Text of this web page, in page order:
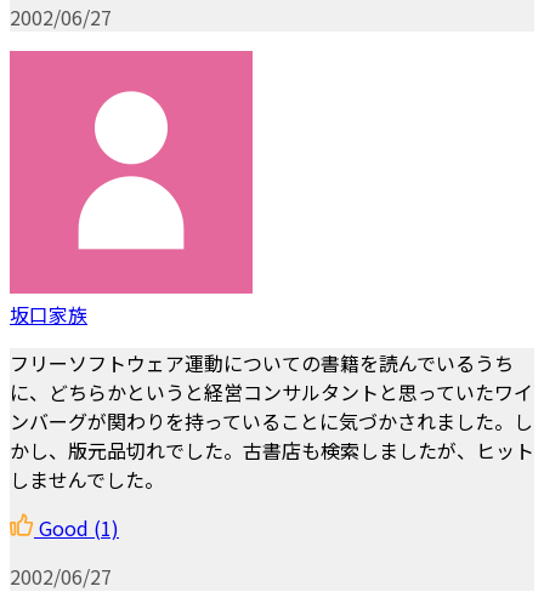
2002/06/27
坂口家族
フリーソフトウェア運動についての書籍を読んでいるうち
に、どちらかというと経営コンサルタントと思っていたワイ
ンバーグが関わりを持っていることに気づかされました。し
かし、版元品切れでした。古書店も検索しましたが、ヒット
しませんでした。
Good (1)
2002/06/27